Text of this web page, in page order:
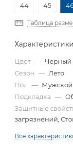
44 45
Таблица
Характеристики
Цвет —
Сезон — Лето
Пол — Мужской
Подкладка —
Защитные
загрязнений,
Все